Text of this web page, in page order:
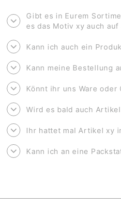
Gibt es in Eurem
es das Motiv xy auch
Kann ich auch ein
Kann meine Bestellung
Könnt ihr uns Ware
Wird es bald auch
Ihr hattet mal Artikel xy
Kann ich an eine